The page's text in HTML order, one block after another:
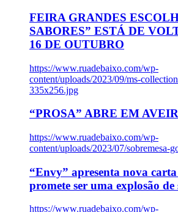
FEIRA GRANDES
SABORES” ESTÁ DE
16 DE OUTUBRO
https://www.ruadebaixo.com/wp-
content/uploads/2023/09/ms-
335x256.jpg
“PROSA” ABRE EM
https://www.ruadebaixo.com/wp-
content/uploads/2023/07/sobremesa-
“Envy” apresenta nova
promete ser uma explosão de
https://www.ruadebaixo.com/wp-